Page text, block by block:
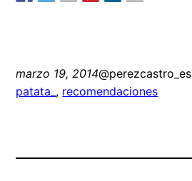
marzo 19, 2014@perezcastro_es
patata_ , recomendaciones